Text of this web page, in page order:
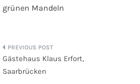
grünen Mandeln
Gästehaus Klaus Erfort,
Saarbrücken